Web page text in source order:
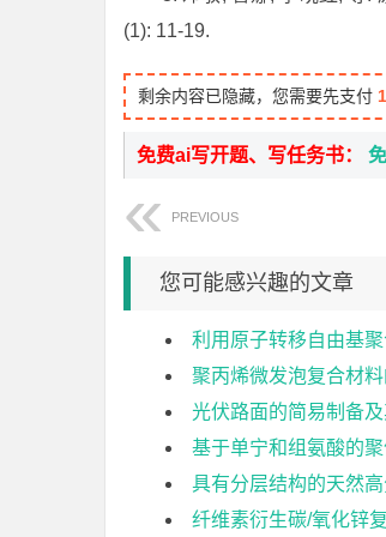
(1): 11-19.
剩余内容已隐藏，您需要先支付
免费ai写开题、写任务书：
PREVIOUS
您可能感兴趣的文章
利用原子转移自由基
聚丙烯微发泡复合材
光伏路面的简易制备
基于单宁和组氨酸的
具有分层结构的天然
纤维素衍生碳/氧化锌